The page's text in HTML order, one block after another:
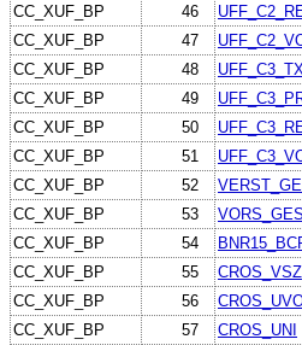
CC_XUF_BP
46
CC_XUF_BP
47
CC_XUF_BP
48 UFF_C3_TX
CC_XUF_BP
49
CC_XUF_BP
50
CC_XUF_BP
51
CC_XUF_BP
52
CC_XUF_BP
53 VORS_GES
CC_XUF_BP
54
CC_XUF_BP
55 CROS_VSZ
CC_XUF_BP
56
CC_XUF_BP
57 CROS_UNI